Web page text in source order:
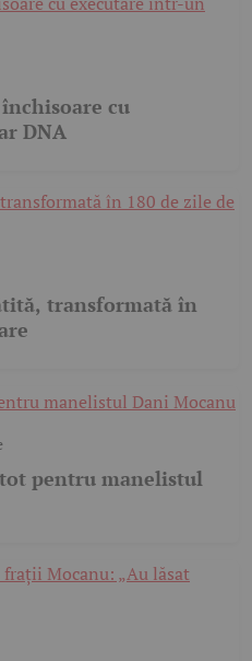
cu
DNA
transformată în
pentru manelistul